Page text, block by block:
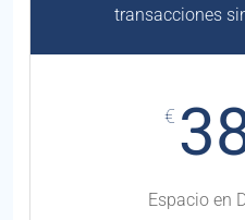
transacciones
€
Espacio en